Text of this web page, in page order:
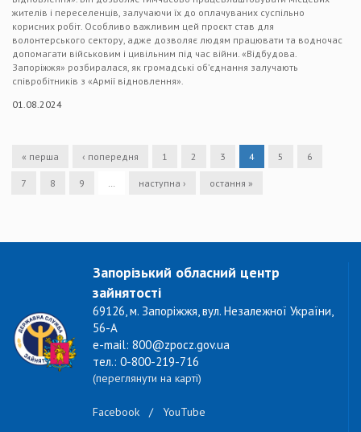
жителів і переселенців, залучаючи їх до оплачуваних суспільно
корисних робіт. Особливо важливим цей проєкт став для
волонтерського сектору, адже дозволяє людям працювати та водночас
допомагати військовим і цивільним під час війни. «Відбудова.
Запоріжжя» розбиралася, як громадські обʼєднання залучають
співробітників з «Армії відновлення».
01.08.2024
« перша ‹ попередня 1 2 3 4 5 6
7 8 9 … наступна › остання »
Запорізький обласний центр
зайнятості
69126, м. Запоріжжя, вул. Незалежної України,
56-А
e-mail: 800@zpocz.gov.ua
тел.: 0-800-219-716
(переглянути на карті)
Facebook / YouTube